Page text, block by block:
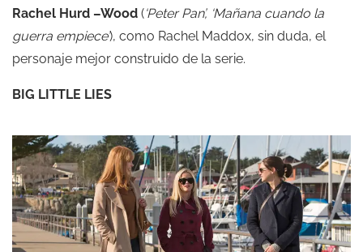
Rachel Hurd –Wood (‘Peter Pan’, ‘Mañana cuando la
guerra empiece’), como Rachel Maddox, sin duda, el
personaje mejor construido de la serie.
BIG LITTLE LIES